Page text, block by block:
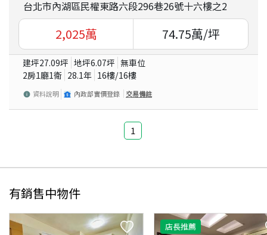
台北市內湖區民權東路六段296巷26號十六樓之2
2,025萬 74.75萬/坪
建坪27.09坪 地坪6.07坪 無車位
2房1廳1衛 28.1年 16樓/16樓
資料說明 內政部實價登錄 交易備註
1
有銷售中物件
店長推薦